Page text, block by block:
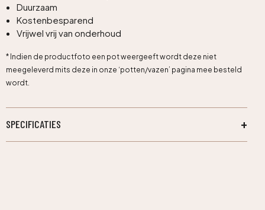
Duurzaam
Kostenbesparend
Vrijwel vrij van onderhoud
* Indien de productfoto een pot weergeeft wordt deze niet
meegeleverd mits deze in onze ‘potten/vazen’ pagina mee besteld
wordt.
SPECIFICATIES